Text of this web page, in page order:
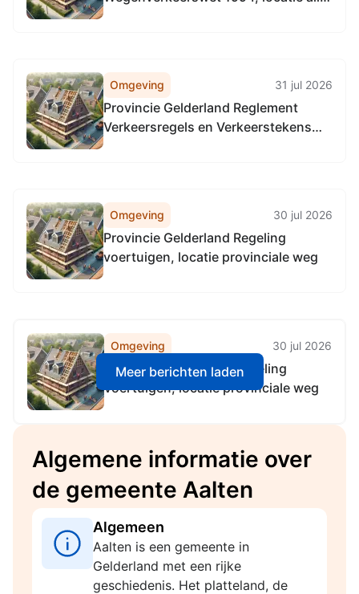
Omgeving 31 jul 2026
Provincie Gelderland Reglement
Verkeersregels en Verkeerstekens
Omgeving 30 jul 2026
Provincie Gelderland Regeling
voertuigen, locatie provinciale weg
Omgeving 30 jul 2026
Provincie Gelderland Regeling
voertuigen, locatie provinciale weg
Meer berichten laden
Algemene informatie over
de gemeente Aalten
Algemeen
Aalten is een gemeente in
Gelderland met een rijke
geschiedenis. Het platteland, de